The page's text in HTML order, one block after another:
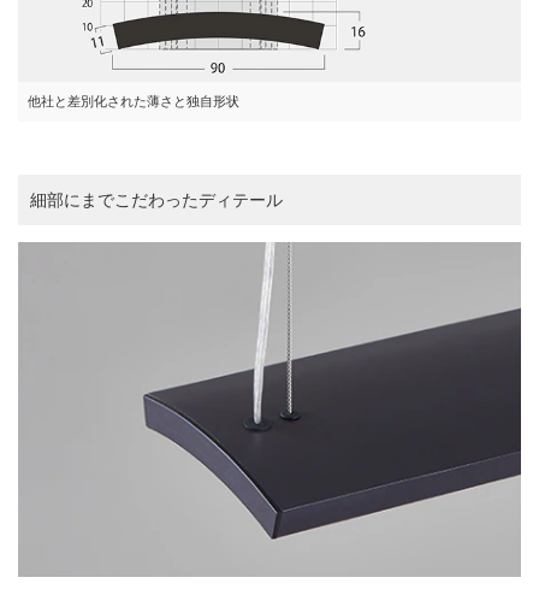
他社と差別化された薄さと独自形状
細部にまでこだわったディテール